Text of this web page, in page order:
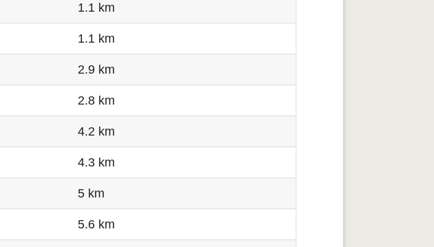
1.1 km
1.1 km
2.9 km
2.8 km
4.2 km
4.3 km
5 km
5.6 km